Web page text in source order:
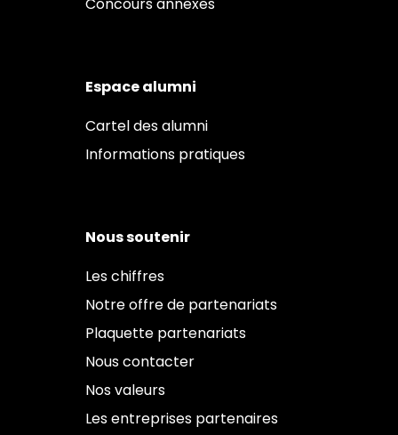
Espace alumni
Cartel des alumni
Informations pratiques
Nous soutenir
Les chiffres
Notre offre de partenariats
Plaquette partenariats
Nous contacter
Nos valeurs
Les entreprises partenaires